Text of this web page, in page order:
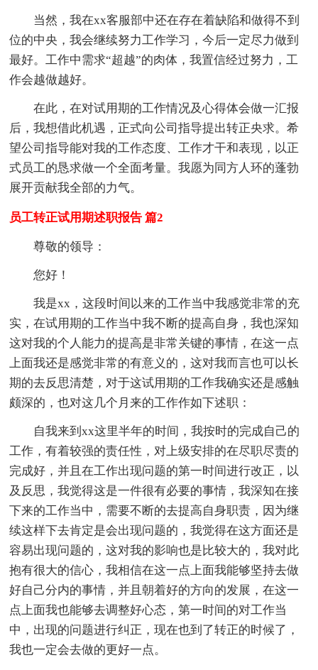
当然，我在xx客服部中还在存在着缺陷和做得不到
位的中央，我会继续努力工作学习，今后一定尽力做到
最好。工作中需求“超越”的肉体，我置信经过努力，工
作会越做越好。
在此，在对试用期的工作情况及心得体会做一汇报
后，我想借此机遇，正式向公司指导提出转正央求。希
望公司指导能对我的工作态度、工作才干和表现，以正
式员工的恳求做一个全面考量。我愿为同方人环的蓬勃
展开贡献我全部的力气。
员工转正试用期述职报告 篇2
尊敬的领导：
您好！
我是xx，这段时间以来的工作当中我感觉非常的充
实，在试用期的工作当中我不断的提高自身，我也深知
这对我的个人能力的提高是非常关键的事情，在这一点
上面我还是感觉非常的有意义的，这对我而言也可以长
期的去反思清楚，对于这试用期的工作我确实还是感触
颇深的，也对这几个月来的工作作如下述职：
自我来到xx这里半年的时间，我按时的完成自己的
工作，有着较强的责任性，对上级安排的在尽职尽责的
完成好，并且在工作出现问题的第一时间进行改正，以
及反思，我觉得这是一件很有必要的事情，我深知在接
下来的工作当中，需要不断的去提高自身职责，因为继
续这样下去肯定是会出现问题的，我觉得在这方面还是
容易出现问题的，这对我的影响也是比较大的，我对此
抱有很大的信心，我相信在这一点上面我能够坚持去做
好自己分内的事情，并且朝着好的方向的发展，在这一
点上面我也能够去调整好心态，第一时间的对工作当
中，出现的问题进行纠正，现在也到了转正的时候了，
我也一定会去做的更好一点。